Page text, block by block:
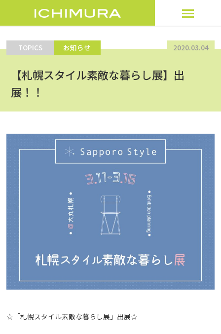
トップページ
製品を探す
サービス
トピックス
企業情報
オンラインショップ
デジタルカタログ お問い合わせ
TOPICS お知らせ 2020.03.04
【札幌スタイル素敵な暮らし展】出
展！！
☆「札幌スタイル素敵な暮らし展」出展☆